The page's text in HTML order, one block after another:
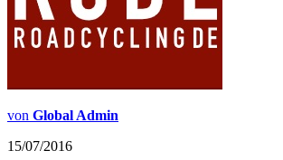
von Global Admin
15/07/2016